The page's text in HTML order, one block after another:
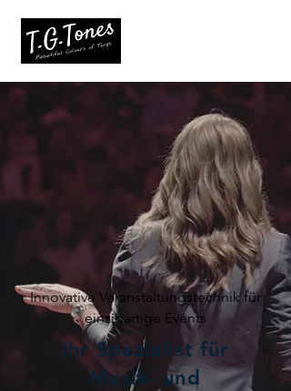
Innovative Veranstaltungstechnik für
einzigartige Events
Ihr Spezialist für
Musik- und